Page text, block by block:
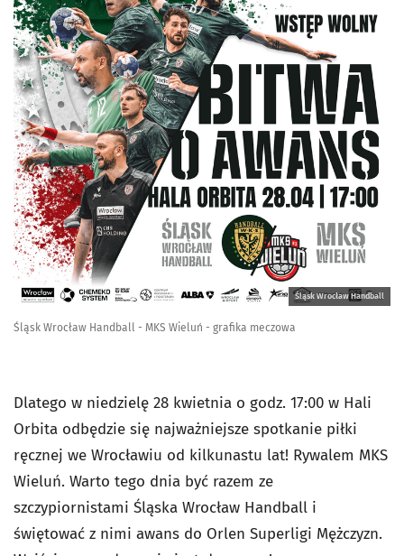
Śląsk Wrocław Handball
Śląsk Wrocław Handball - MKS Wieluń - grafika meczowa
Dlatego w niedzielę 28 kwietnia o godz. 17:00 w Hali
Orbita odbędzie się najważniejsze spotkanie piłki
ręcznej we Wrocławiu od kilkunastu lat! Rywalem MKS
Wieluń. Warto tego dnia być razem ze
szczypiornistami Śląska Wrocław Handball i
świętować z nimi awans do Orlen Superligi Mężczyzn.